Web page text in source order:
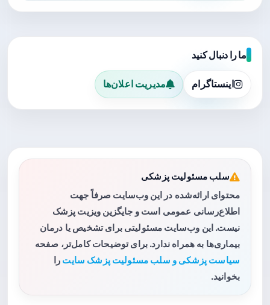
ما را دنبال کنید
اینستاگرام مدیریت اعلان‌ها
سلب مسئولیت پزشکی
محتوای ارائه‌شده در این وب‌سایت صرفاً جهت
اطلاع‌رسانی عمومی است و جایگزین ویزیت پزشک
نیست. این وب‌سایت مسئولیتی برای تشخیص یا درمان
بیماری‌ها به همراه ندارد. برای توضیحات کامل‌تر، صفحه
سیاست پزشکی و سلب مسئولیت پزشک سایت را
بخوانید.